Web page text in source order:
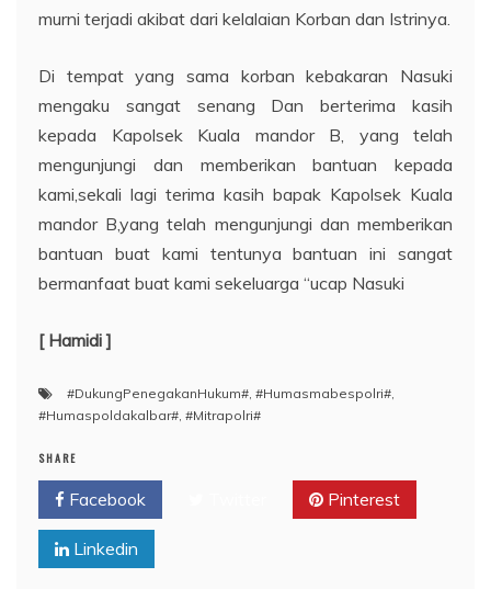
murni terjadi akibat dari kelalaian Korban dan Istrinya.
Di tempat yang sama korban kebakaran Nasuki
mengaku sangat senang Dan berterima kasih
kepada Kapolsek Kuala mandor B, yang telah
mengunjungi dan memberikan bantuan kepada
kami,sekali lagi terima kasih bapak Kapolsek Kuala
mandor B,yang telah mengunjungi dan memberikan
bantuan buat kami tentunya bantuan ini sangat
bermanfaat buat kami sekeluarga “ucap Nasuki
[ Hamidi ]
#DukungPenegakanHukum# #Humasmabespolri#
#Humaspoldakalbar# #Mitrapolri#
SHARE
Facebook Pinterest
Linkedin